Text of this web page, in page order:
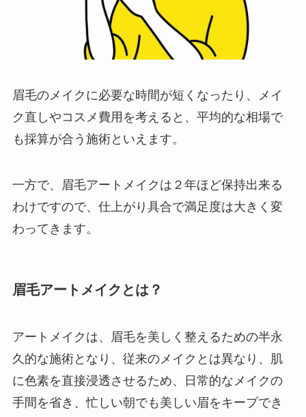
眉毛のメイクに必要な時間が短くなったり、メイ
ク直しやコスメ費用を考えると、平均的な相場で
も採算が合う施術といえます。
一方で、眉毛アートメイクは２年ほど保持出来る
わけですので、仕上がり具合で満足度は大きく変
わってきます。
眉毛アートメイクとは？
アートメイクは、眉毛を美しく整えるための半永
久的な施術となり、従来のメイクとは異なり、肌
に色素を直接浸透させるため、日常的なメイクの
手間を省き、忙しい朝でも美しい眉をキープでき